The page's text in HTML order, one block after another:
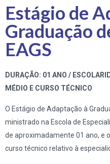
Estágio de
Graduação
EAGS
DURAÇÃO: 01 ANO /
MÉDIO E CURSO TÉCNICO
O Estágio de Adaptação à
ministrado na Escola de
de aproximadamente 01 ano, e
curso técnico relativo à